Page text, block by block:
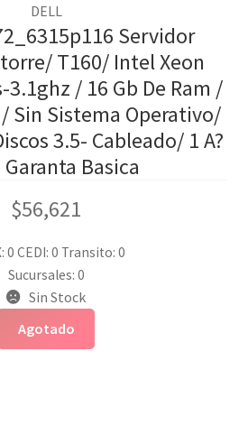
DELL
Servidor
T160/ Intel Xeon
3.1ghz / 16 Gb De Ram /
Sin Sistema Operativo/
3.5- Cableado/ 1 A?
Garanta Basica
$56,621
0 CEDI: 0 Transito: 0
Sucursales: 0
Sin Stock
Agotado